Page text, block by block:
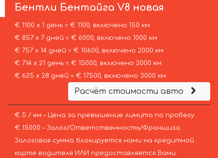
Бентли Бентайга V8 новая
€ 1100 х 1 день = € 1100, включено 150 км
€ 857 х 7 дней = € 6000, включено 1000 км
€ 757 х 14 дней = € 10600, включено 2000 км
€ 714 х 21 день = € 15000, включено 3000 км
€ 625 х 28 дней = € 17500, включено 3000 км
Расчёт стоимости авто
€ 5 / км – Цена за превышение лимита по пробегу
€ 15000 – Залог/Ответственность/Франшиза.
Залоговая сумма блокируется нами на кредитной
карте водителя ИЛИ предоставляется Вами